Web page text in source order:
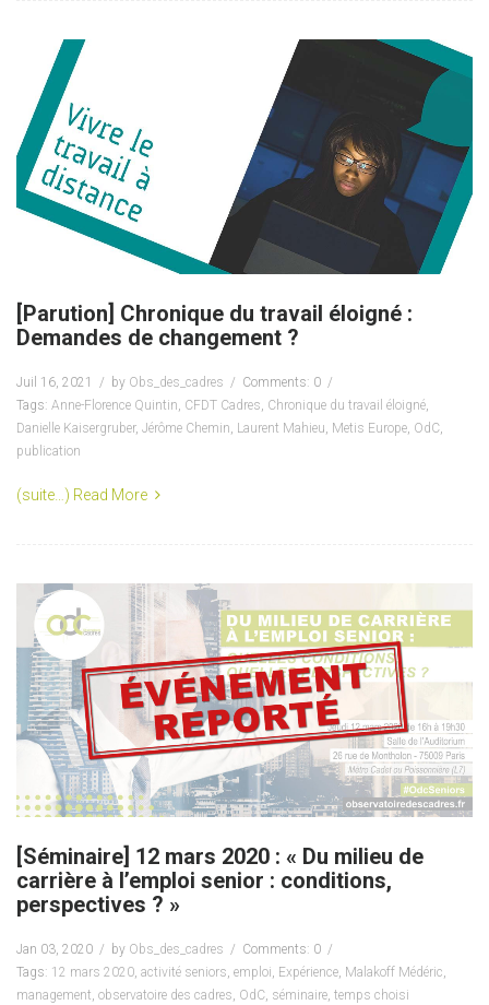
[Parution] Chronique du travail éloigné :
Demandes de changement ?
Juil 16, 2021 by Obs_des_cadres
Comments: 0
Tags: Anne-Florence Quintin CFDT Cadres Chronique du travail éloigné
Danielle Kaisergruber, Jérôme Chemin Laurent Mahieu Metis Europe OdC
publication
(suite…) Read More
[Séminaire] 12 mars 2020 : « Du milieu de
carrière à l’emploi senior : conditions,
perspectives ? »
Jan 03, 2020 by Obs_des_cadres
Comments: 0
Tags: 12 mars 2020, activité seniors, emploi, Expérience, Malakoff Médéric,
management, observatoire des cadres, OdC, séminaire, temps choisi